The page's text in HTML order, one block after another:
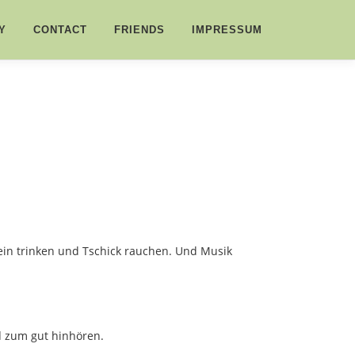
CONTACT FRIENDS IMPRESSUM
trinken und Tschick rauchen. Und Musik
zum gut hinhören.